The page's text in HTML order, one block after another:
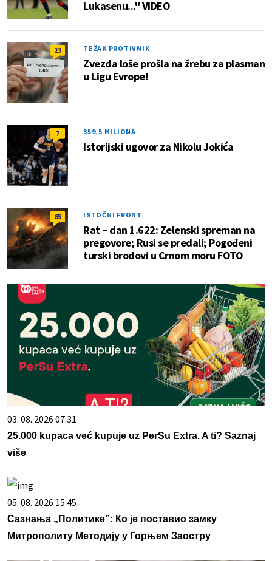
Lukasenu..." VIDEO
23 TEŽAK PROTIVNIK
Zvezda loše prošla na žrebu za plasman
u Ligu Evrope!
7 359,5 MILIONA
Istorijski ugovor za Nikolu Jokića
65 ISTOČNI FRONT
Rat – dan 1.622: Zelenski spreman na
pregovore; Rusi se predali; Pogođeni
turski brodovi u Crnom moru FOTO
03. 08. 2026 07:31
25.000 kupaca već kupuje uz PerSu Extra. A ti? Saznaj
više
05. 08. 2026 15:45
Сазнања „Политике”: Ко је поставио замку
Митрополиту Методију у Горњем Заостру